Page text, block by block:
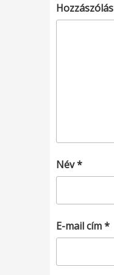
Hozzászólás
Név*
E-mail cím*